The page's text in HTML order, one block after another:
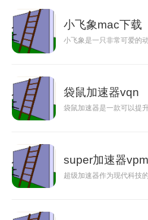
小飞象mac下载
小飞象是一只非常可爱的
袋鼠加速器vqn
袋鼠加速器是一款可以提
super加速器vpm
超级加速器作为现代科技